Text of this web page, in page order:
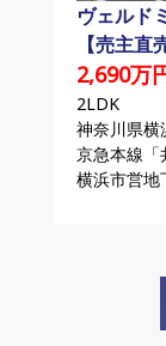
ヴェルド
【売主直
2,690万
2LDK
神奈川県横
京急本線「
横浜市営地